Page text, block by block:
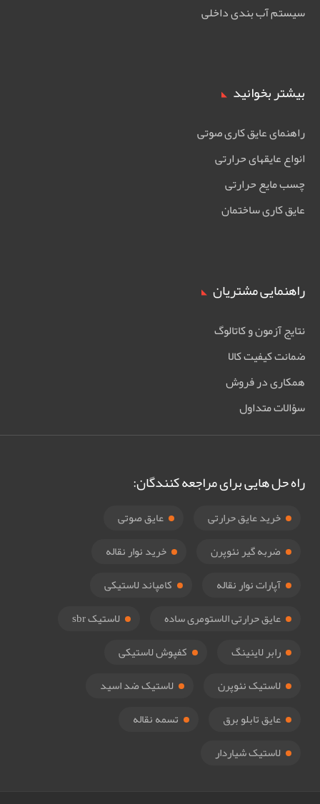
سیستم آب بندی داخلی
بیشتر بخوانید
راهنمای عایق کاری صوتی
انواع عایقهای حرارتی
چسب مایع حرارتی
عایق کاری ساختمان
راهنمایی مشتریان
نتایج آزمون و کاتالوگ
ضمانت کیفیت کالا
همکاری در فروش
سؤالات متداول
راه حل هایی برای مراجعه کنندگان:
خرید عایق حرارتی
عایق صوتی
ضربه گیر نئوپرن
خرید نوار نقاله
آپارات نوار نقاله
کامپاند لاستیکی
عایق حرارتی الاستومری ساده
لاستیک sbr
رابر لاینینگ
کفپوش لاستیکی
لاستیک نئوپرن
لاستیک ضد اسید
عایق تابلو برق
تسمه نقاله
لاستیک شیاردار